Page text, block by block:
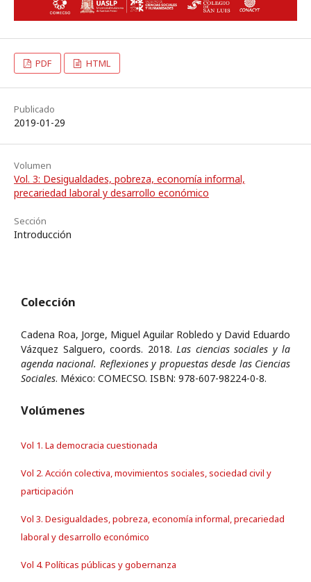
PDF HTML
Publicado
2019-01-29
Volumen
Vol. 3: Desigualdades, pobreza, economía informal,
precariedad laboral y desarrollo económico
Sección
Introducción
Colección
Cadena Roa, Jorge, Miguel Aguilar Robledo y David Eduardo
Vázquez Salguero, coords. 2018. Las ciencias sociales y la
agenda nacional. Reflexiones y propuestas desde las Ciencias
Sociales. México: COMECSO. ISBN: 978-607-98224-0-8.
Volúmenes
Vol 1. La democracia cuestionada
Vol 2. Acción colectiva, movimientos sociales, sociedad civil y
participación
Vol 3. Desigualdades, pobreza, economía informal, precariedad
laboral y desarrollo económico
Vol 4. Políticas públicas y gobernanza